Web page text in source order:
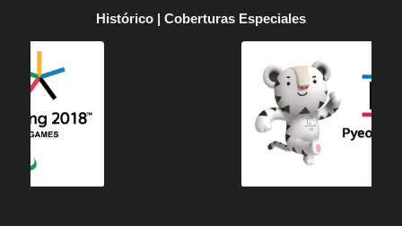
Histórico | Coberturas Especiales